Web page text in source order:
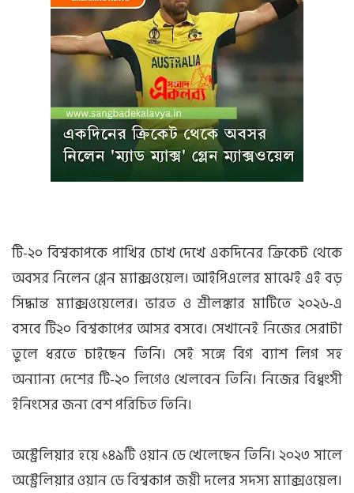
টি-২০ বিশ্বকাপকে পাখির চোখ দেখে একদিনের ক্রিকেট থেকে
অবসর নিলেন গ্লেন ম্যাক্সওয়েল। আইপিএলের মাঝেই এই বড়
সিদ্ধান্ত ম্যাক্সওয়েলের। ভারত ও শ্রীলঙ্কার মাটিতে ২০২৬-এ
বসবে টি২০ বিশ্বকাপের আসর বসবে। সেখানেই নিজের সেরাটা
তুলে ধরতে চাইছেন তিনি। সেই সঙ্গে বিগ ব্যাশ লিগ সহ
অন্যান্য দেশের টি-২০ লিগেও খেলবেন তিনি। নিজের বিধ্বংসী
ইনিংসের জন্য বেশ পরিচিত তিনি।
অস্ট্রেলিয়ার হয়ে ১৪৯টি ওয়ান ডে খেলেছেন তিনি। ২০২৩ সালে
অস্ট্রেলিয়ার ওয়ান ডে বিশ্বকাপ জয়ী দলের সদস্য ম্যাক্সওয়েল।